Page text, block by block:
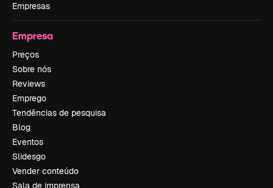
Empresas
Empresa
Preços
Sobre nós
Reviews
Emprego
Tendências de pesquisa
Blog
Eventos
Slidesgo
Vender conteúdo
Sala de imprensa